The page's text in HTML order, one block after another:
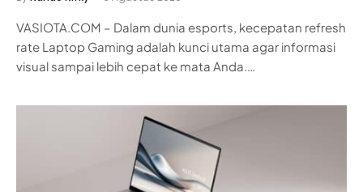
VASIOTA.COM – Dalam dunia esports, kecepatan refresh
rate Laptop Gaming adalah kunci utama agar informasi
visual sampai lebih cepat ke mata Anda.…